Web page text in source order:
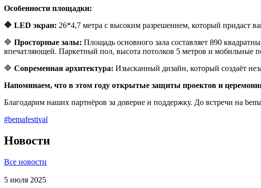
Особенности площадки:
🔷 LED экран: 26*4,7 метра с высоким разрешением, который придаст
🔷 Просторные залы: Площадь основного зала составляет 890
впечатляющей. Паркетный пол, высота потолков 5 метров и мобильные
🔷 Современная архитектура: Изысканный дизайн, который создаёт
Напоминаем, что в этом году открытые защиты проектов и
Благодарим наших партнёров за доверие и поддержку. До встречи на
#bemafestival
Новости
Все новости
5 июля 2025